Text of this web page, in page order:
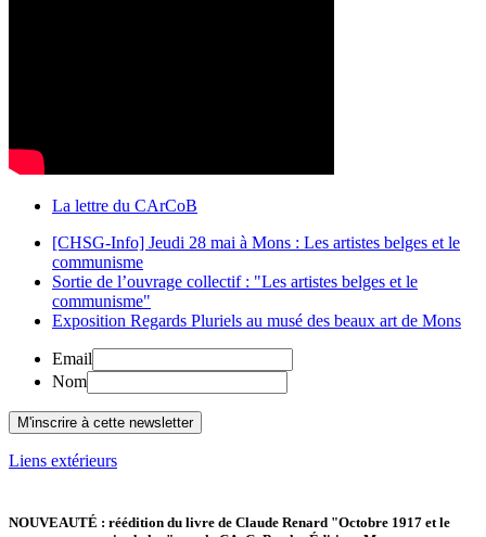
La lettre du CArCoB
[CHSG-Info] Jeudi 28 mai à Mons : Les artistes belges et le
communisme
Sortie de l’ouvrage collectif : "Les artistes belges et le
communisme"
Exposition Regards Pluriels au musé des beaux art de Mons
Email
Nom
Liens extérieurs
NOUVEAUTÉ : réédition du livre de Claude Renard "Octobre 1917 et le